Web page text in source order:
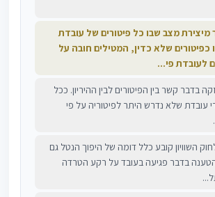
מיצירת מצב שבו כל פיטורים של עובדת
כפיטורים שלא כדין, המטילים חובה על
לעובדת פי...
בדבר קשר בין הפיטורים לבין ההיריון. ככל
עובדת שלא נדרש היתר לפיטוריה על פי
9(ב) לחוק השוויון קובע כלל דומה של היפוך הנטל גם
בדבר פגיעה בעובד על רקע הטרדה